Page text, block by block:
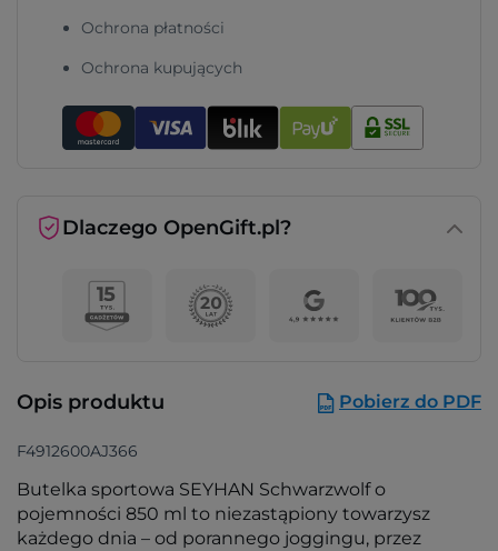
Ochrona płatności
Ochrona kupujących
Dlaczego OpenGift.pl?
Opis produktu Pobierz do PDF
F4912600AJ366
Butelka sportowa SEYHAN Schwarzwolf o
pojemności 850 ml to niezastąpiony towarzysz
każdego dnia – od porannego joggingu, przez